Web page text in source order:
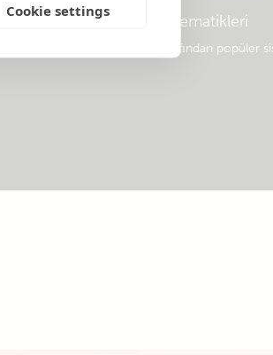
Cookie settings
Örnek sistem şematikleri
Profesyoneller tarafından popüler